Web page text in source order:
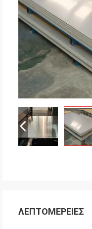
ΛΕΠΤΟΜΈΡΕΙΕΣ